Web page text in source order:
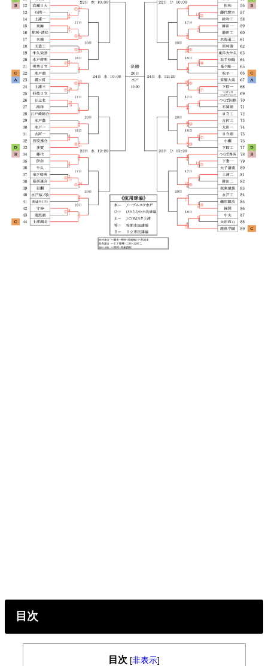
目次
目次 [非表示]